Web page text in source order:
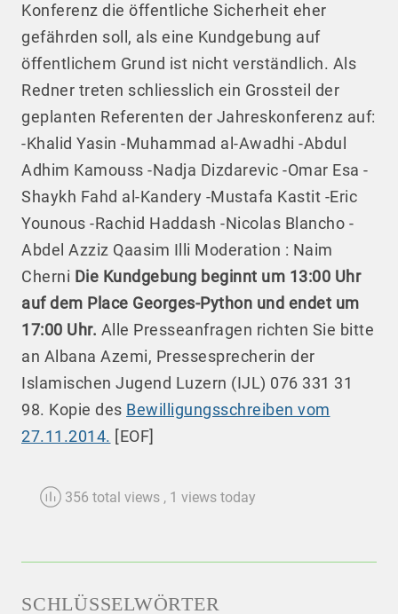
Konferenz die öffentliche Sicherheit eher
gefährden soll, als eine Kundgebung auf
öffentlichem Grund ist nicht verständlich. Als
Redner treten schliesslich ein Grossteil der
geplanten Referenten der Jahreskonferenz auf:
-Khalid Yasin -Muhammad al-Awadhi -Abdul
Adhim Kamouss -Nadja Dizdarevic -Omar Esa -
Shaykh Fahd al-Kandery -Mustafa Kastit -Eric
Younous -Rachid Haddash -Nicolas Blancho -
Abdel Azziz Qaasim Illi Moderation : Naim
Cherni Die Kundgebung beginnt um 13:00 Uhr
auf dem Place Georges-Python und endet um
17:00 Uhr. Alle Presseanfragen richten Sie bitte
an Albana Azemi, Pressesprecherin der
Islamischen Jugend Luzern (IJL) 076 331 31
98. Kopie des Bewilligungsschreiben vom
27.11.2014. [EOF]
356 total views , 1 views today
SCHLÜSSELWÖRTER